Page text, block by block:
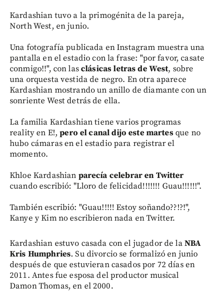
Kardashian tuvo a la primogénita de la pareja,
North West, en junio.
Una fotografía publicada en Instagram muestra una
pantalla en el estadio con la frase: "por favor, casate
conmigo!!", con lasclásicas letras de West, sobre
una orquesta vestida de negro. En otra aparece
Kardashian mostrando un anillo de diamante con un
sonriente West detrás de ella.
La familia Kardashian tiene varios programas
reality en E!,pero el canal dijo este martesque no
hubo cámaras en el estadio para registrar el
momento.
Khloe Kardashian parecía celebrar en Twitter
cuando escribió: "Lloro de felicidad!!!!!!! Guau!!!!!!".
También escribió: "Guau!!!!! Estoy soñando??!?!",
Kanye y Kim no escribieron nada en Twitter.
Kardashian estuvo casada con el jugador de laNBA
Kris Humphries. Su divorcio se formalizó en junio
después de que estuvieran casados por 72 días en
2011. Antes fue esposa del productor musical
Damon Thomas, en el 2000.